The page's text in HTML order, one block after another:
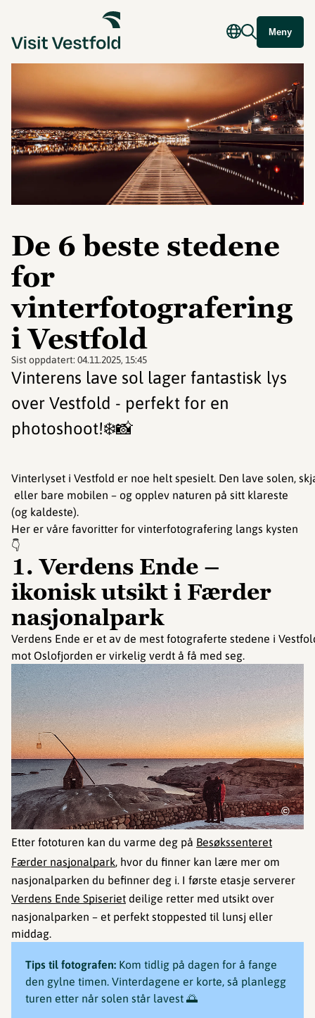
Meny
De 6 beste stedene
for
vinterfotografering
i Vestfold
Sist oppdatert: 04.11.2025, 15:45
Vinterens lave sol lager fantastisk lys
over Vestfold - perfekt for en
photoshoot!❄️📸
Vinterlyset i Vestfold er noe helt spesielt. Den lave solen,
eller bare mobilen – og opplev naturen på sitt klareste
(og kaldeste).
Her er våre favoritter for vinterfotografering langs kysten
👇
1. Verdens Ende –
ikonisk utsikt i Færder
nasjonalpark
Verdens Ende er et av de mest fotograferte stedene i
mot Oslofjorden er virkelig verdt å få med seg.
©
Etter fototuren kan du varme deg på Besøkssenteret
Færder nasjonalpark, hvor du finner kan lære mer om
nasjonalparken du befinner deg i. I første etasje serverer
Verdens Ende Spiseriet deilige retter med utsikt over
nasjonalparken – et perfekt stoppested til lunsj eller
middag.
Tips til fotografen: Kom tidlig på dagen for å fange
den gylne timen. Vinterdagene er korte, så planlegg
turen etter når solen står lavest 🌅